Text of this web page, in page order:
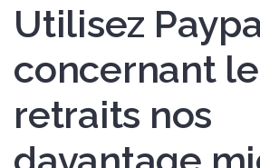
Utilisez
concernant
retraits nos